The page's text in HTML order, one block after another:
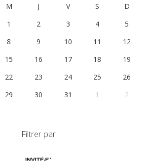
M J V S
D
1 2 3 4
5
8 9 10 11
12
15 16 17 18
19
22 23 24 25
26
29 30 31 1 2
Filtrer par